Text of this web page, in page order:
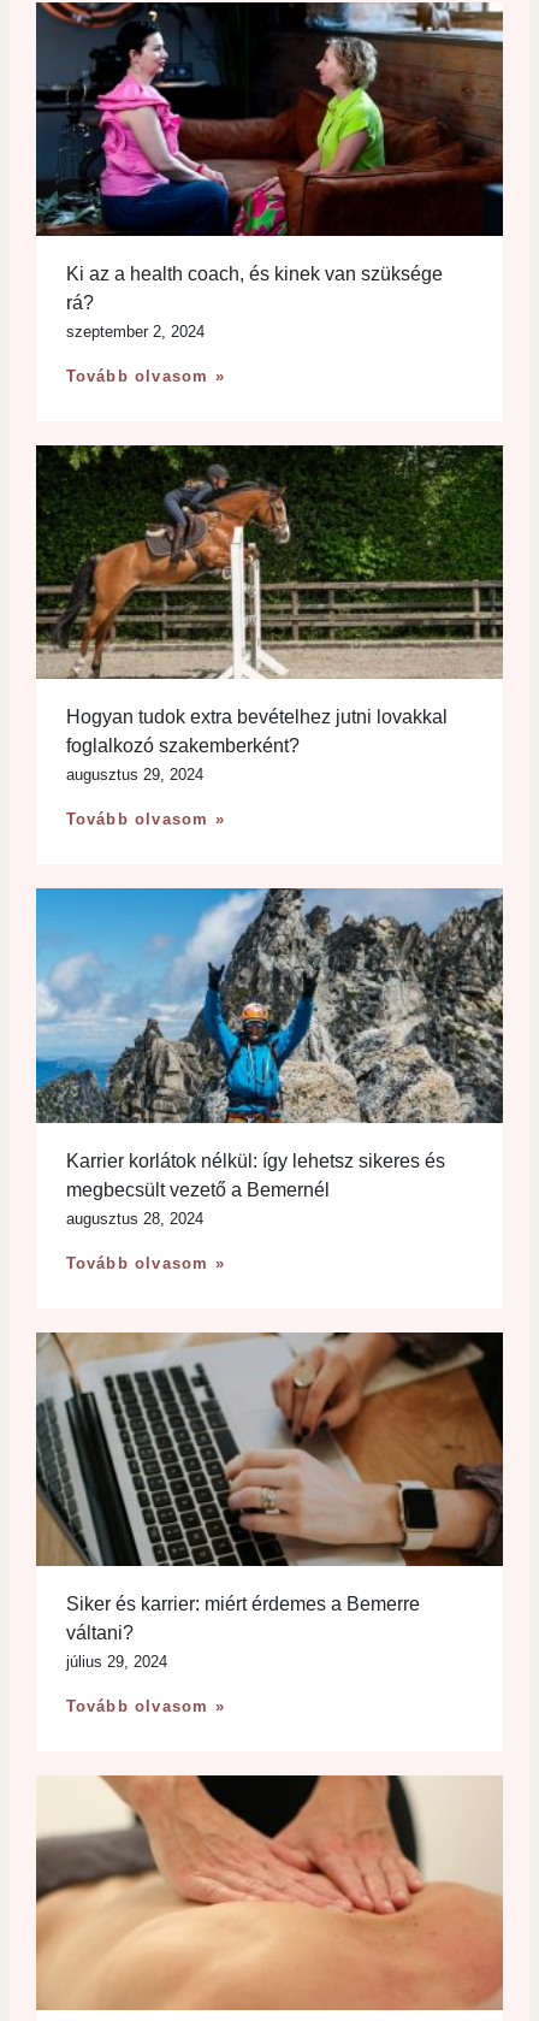
Ki az a health coach, és kinek van szüksége
rá?
szeptember 2, 2024
Tovább olvasom »
Hogyan tudok extra bevételhez jutni lovakkal
foglalkozó szakemberként?
augusztus 29, 2024
Tovább olvasom »
Karrier korlátok nélkül: így lehetsz sikeres és
megbecsült vezető a Bemernél
augusztus 28, 2024
Tovább olvasom »
Siker és karrier: miért érdemes a Bemerre
váltani?
július 29, 2024
Tovább olvasom »